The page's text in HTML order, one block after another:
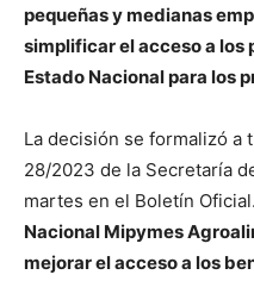
pequeñas y medianas
simplificar el acceso a los
Estado Nacional para los
La decisión se formalizó a
28/2023 de la Secretaría
martes en el Boletín
Nacional Mipymes
mejorar el acceso a los